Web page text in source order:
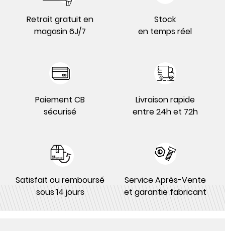
Retrait gratuit en
magasin 6J/7
Stock
en temps réel
Paiement CB
sécurisé
Livraison rapide
entre 24h et 72h
Satisfait ou remboursé
sous 14 jours
Service Après-Vente
et garantie fabricant